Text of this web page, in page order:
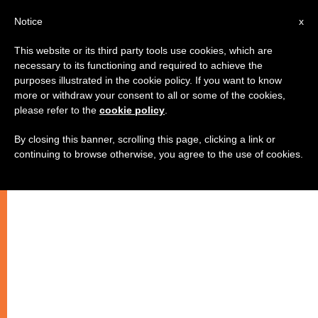
رسالة تشجيع للقسم العربي في
وكالة زينيت
x
Notice
This website or its third party tools use cookies, which are
necessary to its functioning and required to achieve the
purposes illustrated in the cookie policy. If you want to know
more or withdraw your consent to all or some of the cookies,
please refer to the cookie policy
By closing this banner, scrolling this page, clicking a link or
continuing to browse otherwise, you agree to the use of cookies.